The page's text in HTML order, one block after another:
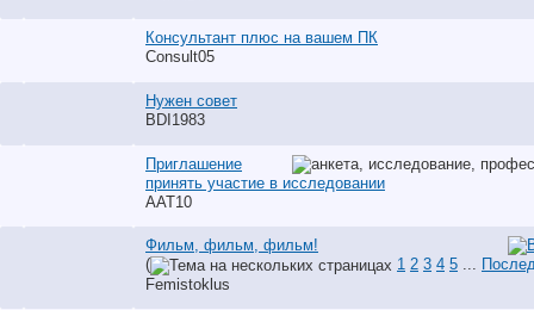
Консультант плюс на вашем ПК
Consult05
Нужен совет
BDI1983
Приглашение
принять участие в исследовании
AAT10
Фильм, фильм, фильм!
(
1 2 3 4 5 ...
Femistoklus